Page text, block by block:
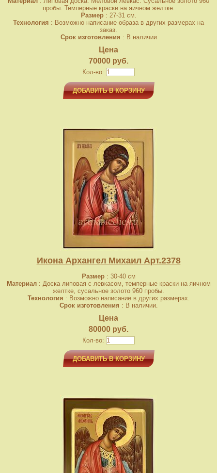
пробы. Темперные краски на яичном желтке.
Размер: 27-31 см.
Технология : Возможно написание образа в других размерах на
заказ.
Срок изготовления : В наличии
Цена
70000 руб.
Кол-во:
ДОБАВИТЬ В КОРЗИНУ
Икона Архангел Михаил Арт.2378
Размер: 30-40 см
Материал: Доска липовая с левкасом, темперные краски на яичном
желтке, сусальное золото 960 пробы.
Технология : Возможно написание в других размерах.
Срок изготовления : В наличии.
Цена
80000 руб.
Кол-во:
ДОБАВИТЬ В КОРЗИНУ